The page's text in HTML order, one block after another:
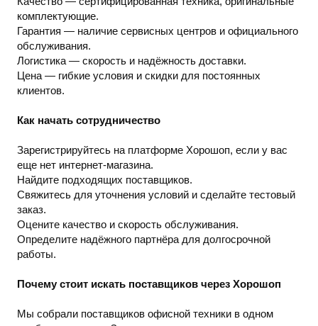
комплектующие.
Гарантия — наличие сервисных центров и официального
обслуживания.
Логистика — скорость и надёжность доставки.
Цена — гибкие условия и скидки для постоянных
клиентов.
Как начать сотрудничество
Зарегистрируйтесь на платформе Хорошоп, если у вас
еще нет интернет-магазина.
Найдите подходящих поставщиков.
Свяжитесь для уточнения условий и сделайте тестовый
заказ.
Оцените качество и скорость обслуживания.
Определите надёжного партнёра для долгосрочной
работы.
Почему стоит искать поставщиков через Хорошоп
Мы собрали поставщиков офисной техники в одном